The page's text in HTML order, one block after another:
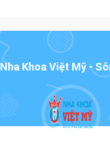
Nha Khoa Việt Mỹ -